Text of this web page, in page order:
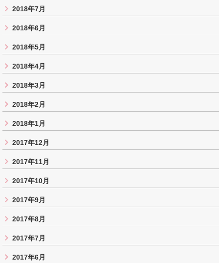
2018年7月
2018年6月
2018年5月
2018年4月
2018年3月
2018年2月
2018年1月
2017年12月
2017年11月
2017年10月
2017年9月
2017年8月
2017年7月
2017年6月